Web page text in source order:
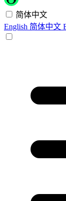
简体中文
English 简体中文